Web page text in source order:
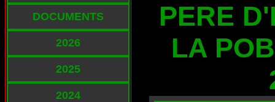
DOCUMENTS
2026
2025
2024
PERE
LA